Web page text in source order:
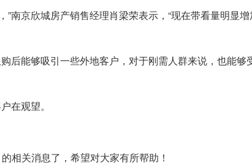
南京欣城房产销售经理肖梁荣表示，“现在带看量明显
后能够吸引一些外地客户，对于刚需人群来说，也能够
在观望。
相关消息了，希望对大家有所帮助！